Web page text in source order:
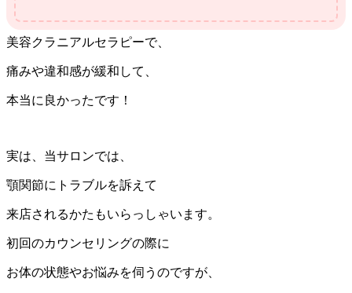
美容クラニアルセラピーで、
痛みや違和感が緩和して、
本当に良かったです！
実は、当サロンでは、
顎関節にトラブルを訴えて
来店されるかたもいらっしゃいます。
初回のカウンセリングの際に
お体の状態やお悩みを伺うのですが、